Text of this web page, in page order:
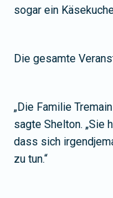
sogar ein
Die gesamte
„Die Familie
sagte Shelton. „Sie
dass sich
zu tun.“